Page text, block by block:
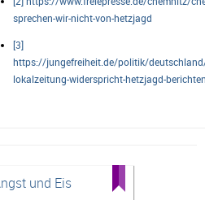
sprechen-wir-nicht-von-hetzjagd
[3]
https://jungefreiheit.de/politik/
lokalzeitung-widerspricht-hetzjagd-
und Eis